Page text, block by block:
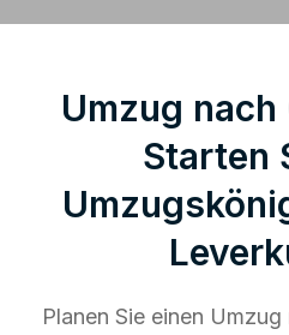
Umzug nach
Starten
Planen Sie einen